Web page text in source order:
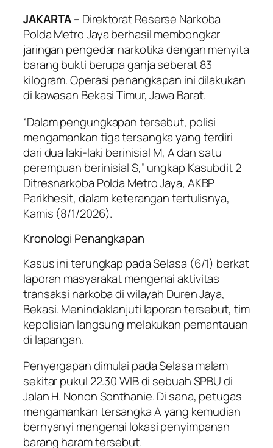
JAKARTA – Direktorat Reserse Narkoba
Polda Metro Jaya berhasil membongkar
jaringan pengedar narkotika dengan menyita
barang bukti berupa ganja seberat 83
kilogram. Operasi penangkapan ini dilakukan
di kawasan Bekasi Timur, Jawa Barat.
“Dalam pengungkapan tersebut, polisi
mengamankan tiga tersangka yang terdiri
dari dua laki-laki berinisial M, A dan satu
perempuan berinisial S,” ungkap Kasubdit 2
Ditresnarkoba Polda Metro Jaya, AKBP
Parikhesit, dalam keterangan tertulisnya,
Kamis (8/1/2026).
Kronologi Penangkapan
Kasus ini terungkap pada Selasa (6/1) berkat
laporan masyarakat mengenai aktivitas
transaksi narkoba di wilayah Duren Jaya,
Bekasi. Menindaklanjuti laporan tersebut, tim
kepolisian langsung melakukan pemantauan
di lapangan.
Penyergapan dimulai pada Selasa malam
sekitar pukul 22.30 WIB di sebuah SPBU di
Jalan H. Nonon Sonthanie. Di sana, petugas
mengamankan tersangka A yang kemudian
bernyanyi mengenai lokasi penyimpanan
barang haram tersebut.